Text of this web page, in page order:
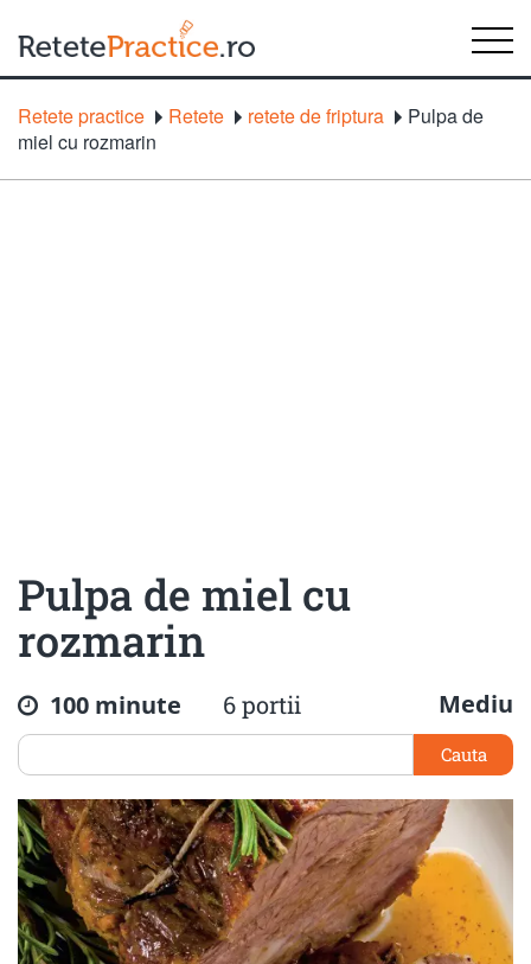
Retete practice Retete retete de friptura
Pulpa de
miel cu rozmarin
Pulpa de miel cu
rozmarin
100 minute 6 portii Mediu
Cauta